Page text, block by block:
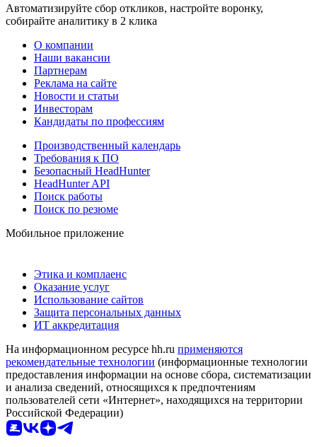
Автоматизируйте сбор откликов, настройте воронку,
собирайте аналитику в 2 клика
О компании
Наши вакансии
Партнерам
Реклама на сайте
Новости и статьи
Инвесторам
Кандидаты по профессиям
Производственный календарь
Требования к ПО
Безопасный HeadHunter
HeadHunter API
Поиск работы
Поиск по резюме
Мобильное приложение
Этика и комплаенс
Оказание услуг
Использование сайтов
Защита персональных данных
ИТ аккредитация
На информационном ресурсе hh.ru применяются
рекомендательные технологии (информационные технологии
предоставления информации на основе сбора, систематизации
и анализа сведений, относящихся к предпочтениям
пользователей сети «Интернет», находящихся на территории
Российской Федерации)